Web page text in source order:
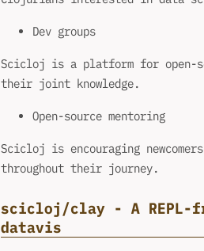
Dev groups
Scicloj is a platform for open-
their joint knowledge.
Open-source mentoring
Scicloj is encouraging
throughout their journey.
scicloj/clay - A REPL-
datavis